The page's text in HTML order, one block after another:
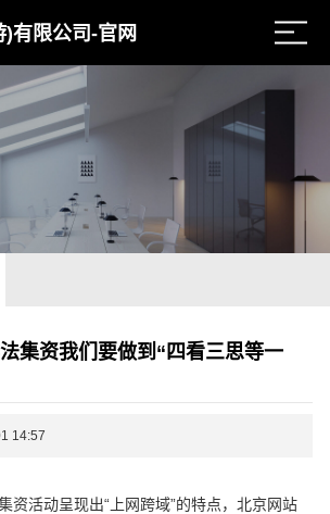
有限公司-官网
集资我们要做到“四看三思等一
14:57
资活动呈现出“上网跨域”的特点，北京网站